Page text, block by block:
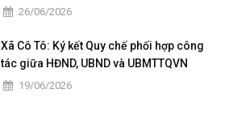
26/06/2026
Xã Cô Tô: Ký kết Quy chế phối hợp công
tác giữa HĐND, UBND và UBMTTQVN
nhiệm kỳ 2026 – 2031
19/06/2026